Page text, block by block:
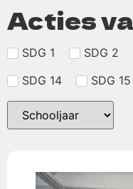
Acties
SDG 1 SDG 2
SDG 14
SDG 15